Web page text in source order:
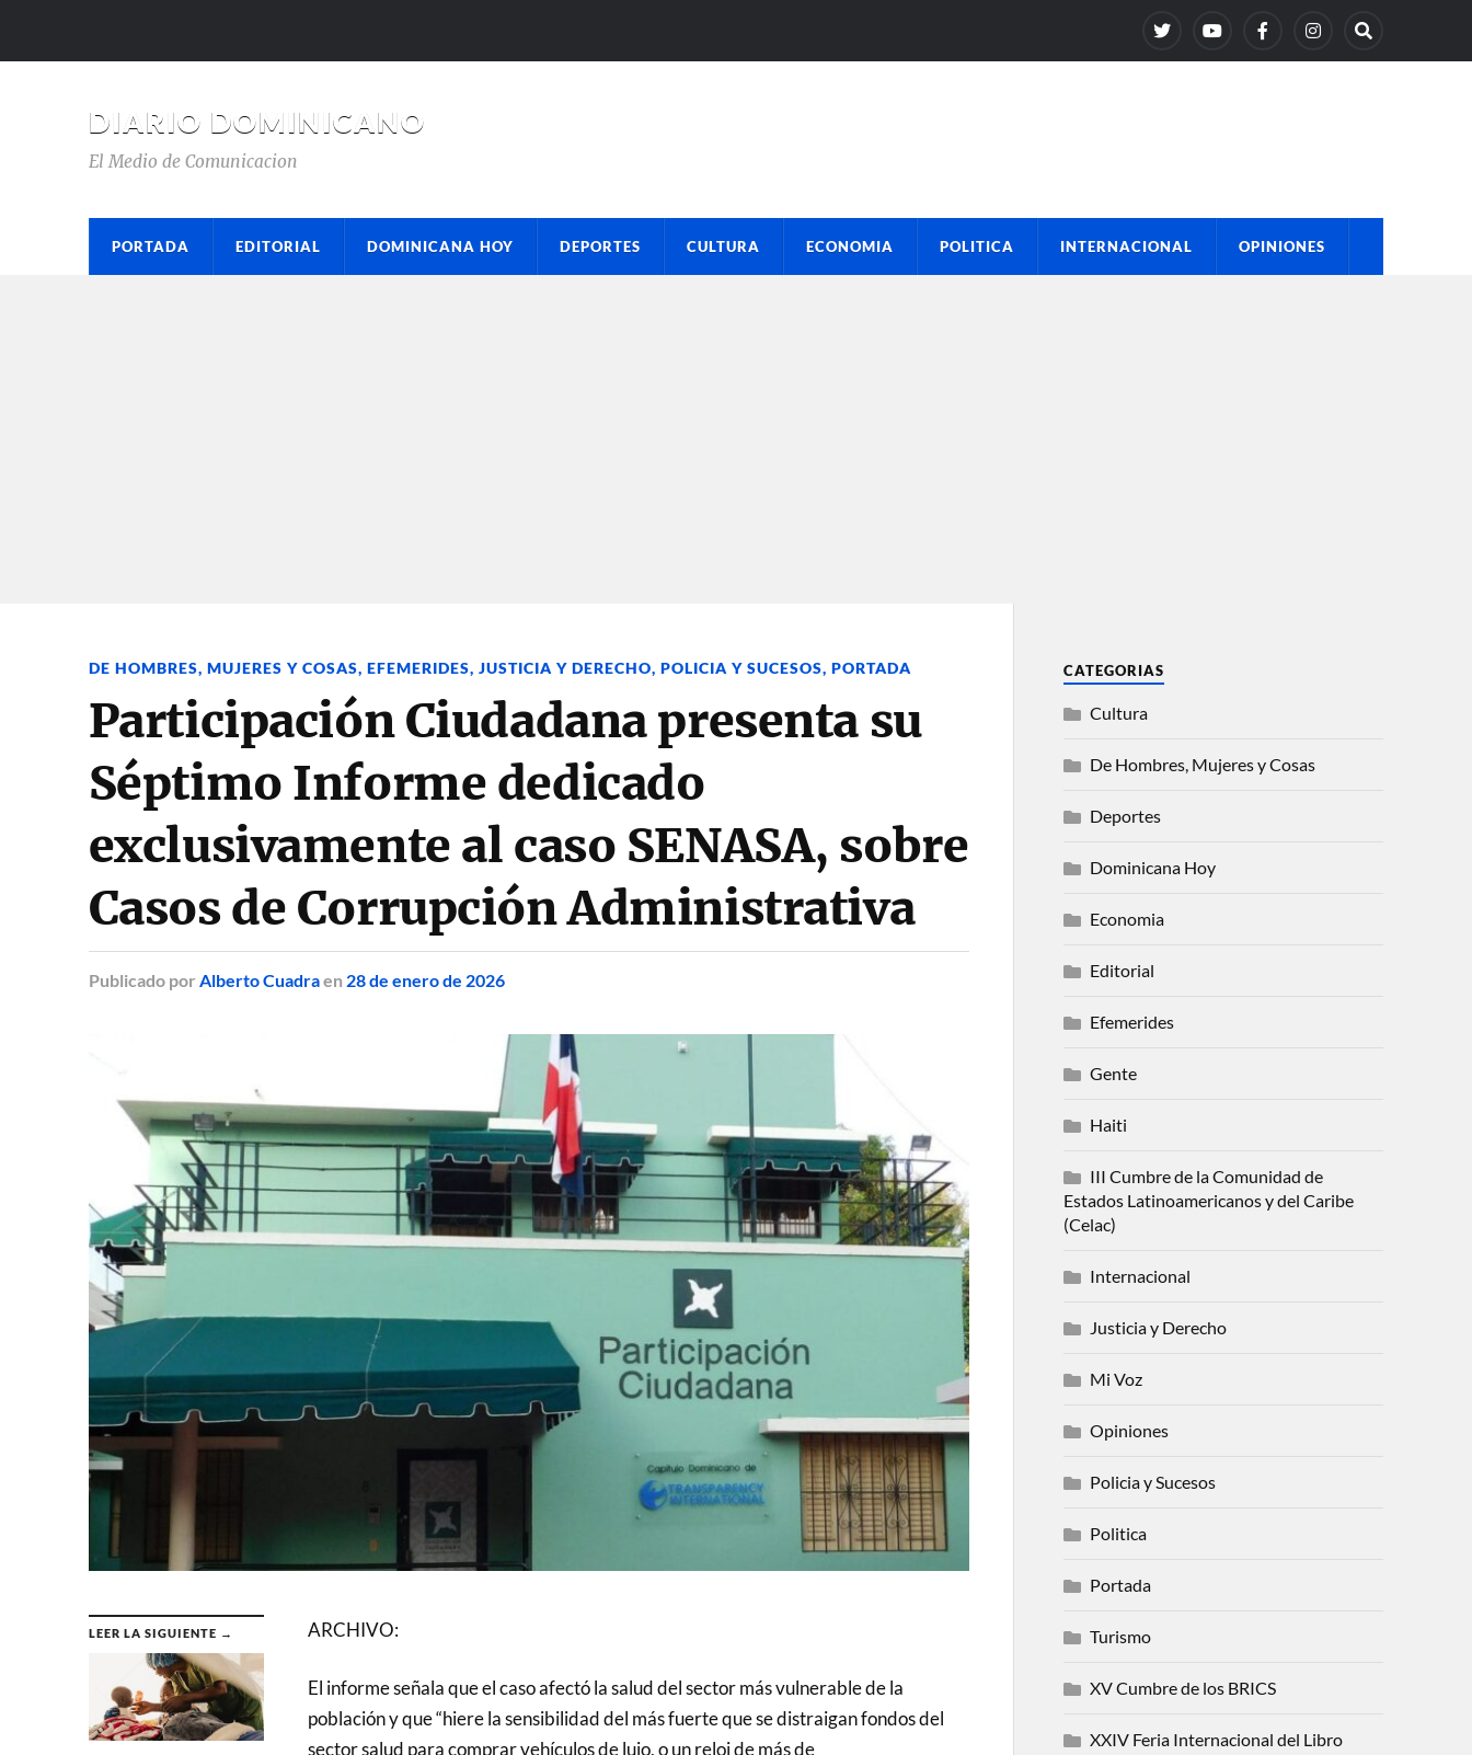
DIARIO DOMINICANO
El Medio de Comunicacion
PORTADA EDITORIAL DOMINICANA HOY DEPORTES CULTURA ECONOMIA POLITICA INTERNACIONAL OPINIONES
DE HOMBRES, MUJERES Y COSAS, EFEMERIDES, JUSTICIA Y DERECHO, POLICIA Y SUCESOS, PORTADA
Participación Ciudadana presenta su
Séptimo Informe dedicado
exclusivamente al caso SENASA, sobre
Casos de Corrupción Administrativa
Publicado por Alberto Cuadraen 28 de enero de 2026
LEER LA SIGUIENTE → ARCHIVO:
El informe señala que el caso afectó la salud del sector más vulnerable de la
población y que “hiere la sensibilidad del más fuerte que se distraigan fondos del
sector salud para comprar vehículos de lujo, o un reloj de más de
CATEGORIAS
Cultura
De Hombres, Mujeres y Cosas
Deportes
Dominicana Hoy
Economia
Editorial
Efemerides
Gente
Haiti
III Cumbre de la Comunidad de
Estados Latinoamericanos y del Caribe
(Celac)
Internacional
Justicia y Derecho
Mi Voz
Opiniones
Policia y Sucesos
Politica
Portada
Turismo
XV Cumbre de los BRICS
XXIV Feria Internacional del Libro